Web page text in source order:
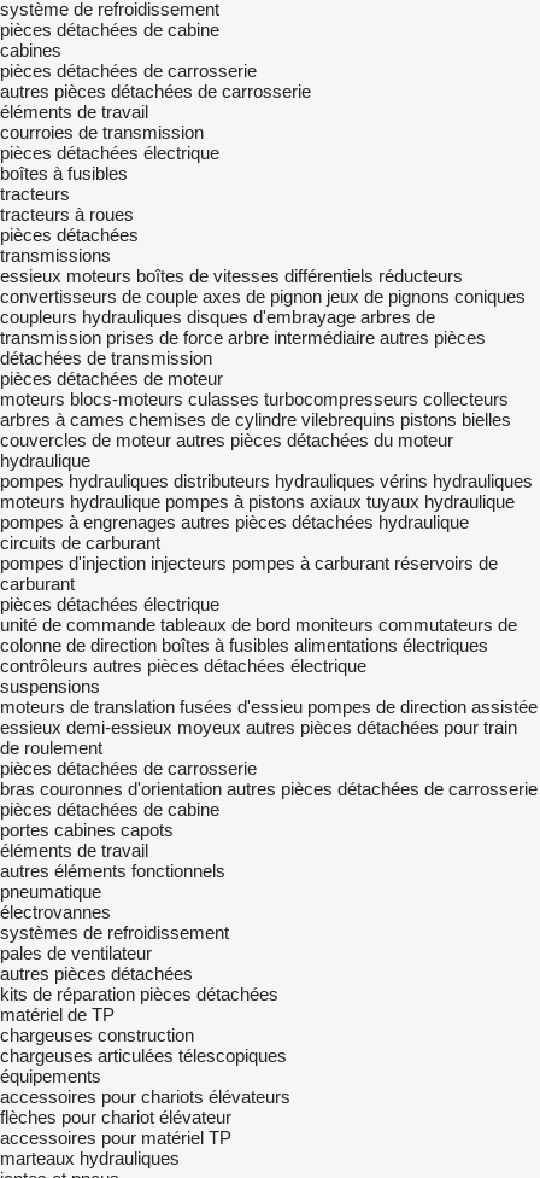
système de refroidissement
pièces détachées de cabine
cabines
pièces détachées de carrosserie
autres pièces détachées de carrosserie
éléments de travail
courroies de transmission
pièces détachées électrique
boîtes à fusibles
tracteurs
tracteurs à roues
pièces détachées
transmissions
essieux moteurs boîtes de vitesses différentiels réducteurs
convertisseurs de couple axes de pignon jeux de pignons coniques
coupleurs hydrauliques disques d'embrayage arbres de
transmission prises de force arbre intermédiaire autres pièces
détachées de transmission
pièces détachées de moteur
moteurs blocs-moteurs culasses turbocompresseurs collecteurs
arbres à cames chemises de cylindre vilebrequins pistons bielles
couvercles de moteur autres pièces détachées du moteur
hydraulique
pompes hydrauliques distributeurs hydrauliques vérins hydrauliques
moteurs hydraulique pompes à pistons axiaux tuyaux hydraulique
pompes à engrenages autres pièces détachées hydraulique
circuits de carburant
pompes d'injection injecteurs pompes à carburant réservoirs de
carburant
pièces détachées électrique
unité de commande tableaux de bord moniteurs commutateurs de
colonne de direction boîtes à fusibles alimentations électriques
contrôleurs autres pièces détachées électrique
suspensions
moteurs de translation fusées d'essieu pompes de direction assistée
essieux demi-essieux moyeux autres pièces détachées pour train
de roulement
pièces détachées de carrosserie
bras couronnes d'orientation autres pièces détachées de carrosserie
pièces détachées de cabine
portes cabines capots
éléments de travail
autres éléments fonctionnels
pneumatique
électrovannes
systèmes de refroidissement
pales de ventilateur
autres pièces détachées
kits de réparation pièces détachées
matériel de TP
chargeuses construction
chargeuses articulées télescopiques
équipements
accessoires pour chariots élévateurs
flèches pour chariot élévateur
accessoires pour matériel TP
marteaux hydrauliques